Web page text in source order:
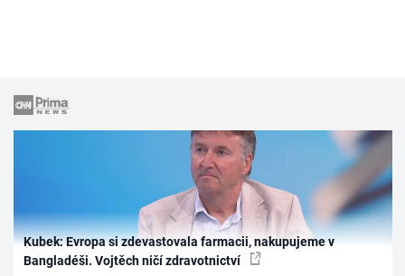
Kubek: Evropa si zdevastovala farmacii, nakupujeme v
Bangladéši. Vojtěch ničí zdravotnictví